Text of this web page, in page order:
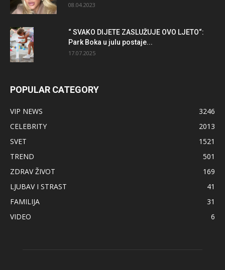
08.04.2023
“ SVAKO DIJETE ZASLUŽUJE OVO LJETO“:
Park Boka u julu postaje...
17.07.2025
POPULAR CATEGORY
VIP NEWS
3246
CELEBRITY
2013
SVET
1521
TREND
501
ZDRAV ŽIVOT
169
LJUBAV I STRAST
41
FAMILIJA
31
VIDEO
6